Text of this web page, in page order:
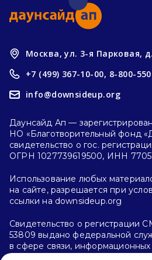
Москва, ул. 3-я Парковая,
+7 (499) 367-10-00, 8-800-
info@downsideup.org
Даунсайд Ап —
НО «Благотворительный фонд
свидетельство о гос.
ОГРН 1027739619500, ИНН
Использование любых
на сайте, разрешается при
ссылки на downsideup.org
Свидетельство о
53809 выдано федеральной
в сфере связи, информационных
и массовых коммуникаций